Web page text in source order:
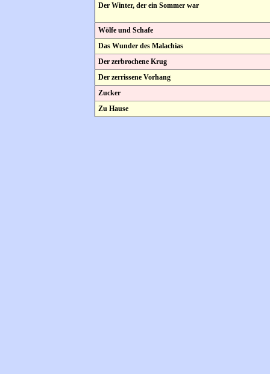
Der Winter, der ein Sommer war
Wölfe und Schafe
Das Wunder des Malachias
Der zerbrochene Krug
Der zerrissene Vorhang
Zucker
Zu Hause